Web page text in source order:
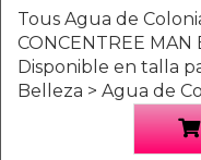
Tous Agua de
CONCENTREE
Disponible en talla
Belleza > Agua de